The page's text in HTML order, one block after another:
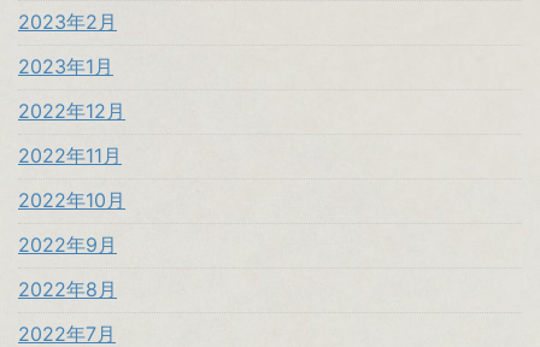
2023年2月
2023年1月
2022年12月
2022年11月
2022年10月
2022年9月
2022年8月
2022年7月